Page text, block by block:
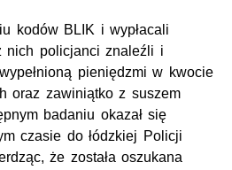
kodów BLIK i wypłacali
nich policjanci znaleźli i
pieniędzmi w kwocie
oraz zawiniątko z suszem
badaniu okazał się
czasie do łódzkiej Policji
że została oszukana